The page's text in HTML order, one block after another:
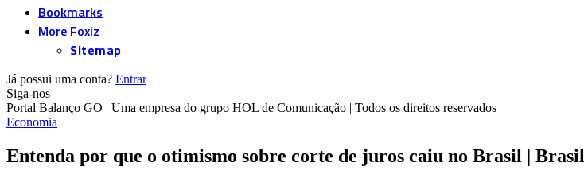
Bookmarks
More Foxiz
Sitemap
Já possui uma conta? Entrar
Siga-nos
Portal Balanço GO | Uma empresa do grupo HOL de Comunicação | Todos os direitos reservados
Economia
Entenda por que o otimismo sobre corte de juros caiu no Brasil | Brasil